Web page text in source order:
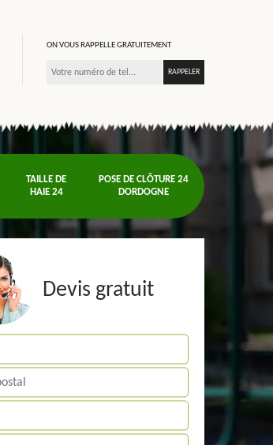
ON VOUS RAPPELLE GRATUITEMENT
TAILLE DE
HAIE 24
POSE DE CLÔTURE 24
DORDOGNE
Devis gratuit